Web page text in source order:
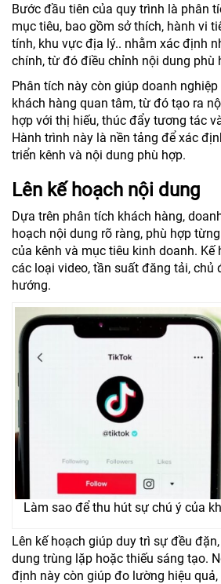
Bước đầu tiên của quy trình là phân
mục tiêu, bao gồm sở thích, hành vi
tính, khu vực địa lý.. nhằm xác định
chính, từ đó điều chỉnh nội dung phù
Phân tích này còn giúp doanh
khách hàng quan tâm, từ đó tạo ra
hợp với thị hiếu, thúc đẩy tương tác
Hành trình này là nền tảng để xác
triển kênh và nội dung phù hợp.
Lên kế hoạch nội dung
Dựa trên phân tích khách hàng,
hoạch nội dung rõ ràng, phù hợp
của kênh và mục tiêu kinh doanh. Kế
các loại video, tần suất đăng tải, chủ
hướng.
Làm sao để thu hút sự chú ý của
Lên kế hoạch giúp duy trì sự đều
dung trùng lặp hoặc thiếu sáng tạo.
định này còn giúp đo lường hiệu